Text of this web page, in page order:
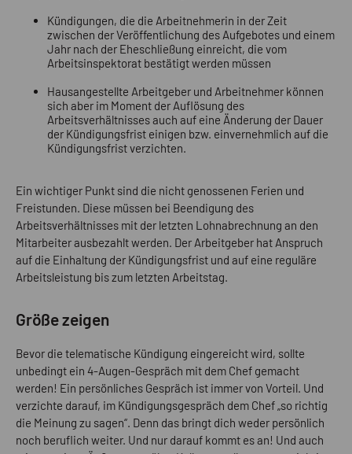
Kündigungen, die die Arbeitnehmerin in der Zeit
zwischen der Veröffentlichung des Aufgebotes und einem
Jahr nach der Eheschließung einreicht, die vom
Arbeitsinspektorat bestätigt werden müssen
Hausangestellte Arbeitgeber und Arbeitnehmer können
sich aber im Moment der Auflösung des
Arbeitsverhältnisses auch auf eine Änderung der Dauer
der Kündigungsfrist einigen bzw. einvernehmlich auf die
Kündigungsfrist verzichten.
Ein wichtiger Punkt sind die nicht genossenen Ferien und
Freistunden. Diese müssen bei Beendigung des
Arbeitsverhältnisses mit der letzten Lohnabrechnung an den
Mitarbeiter ausbezahlt werden. Der Arbeitgeber hat Anspruch
auf die Einhaltung der Kündigungsfrist und auf eine reguläre
Arbeitsleistung bis zum letzten Arbeitstag.
Größe zeigen
Bevor die telematische Kündigung eingereicht wird, sollte
unbedingt ein 4-Augen-Gespräch mit dem Chef gemacht
werden! Ein persönliches Gespräch ist immer von Vorteil. Und
verzichte darauf, im Kündigungsgespräch dem Chef „so richtig
die Meinung zu sagen“. Denn das bringt dich weder persönlich
noch beruflich weiter. Und nur darauf kommt es an! Und auch